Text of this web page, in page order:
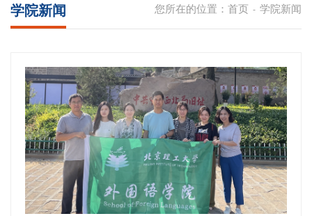
您所在的位置： 首页 - 学院新闻
学院新闻